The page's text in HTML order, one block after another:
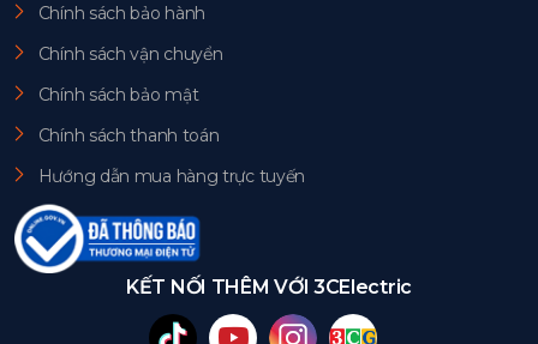
Chính sách bảo hành
Chính sách vận chuyển
Chính sách bảo mật
Chính sách thanh toán
Hướng dẫn mua hàng trực tuyến
KẾT NỐI THÊM VỚI 3CElectric